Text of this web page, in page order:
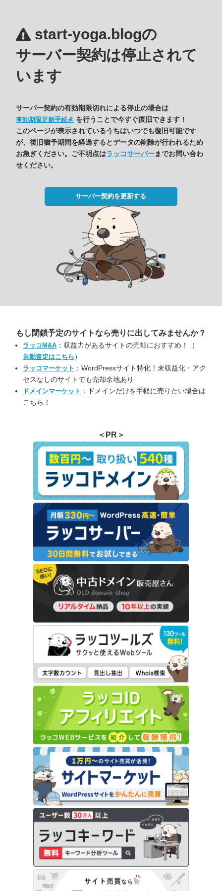
start-yoga.blogの
サーバー契約は停止されて
います
サーバー契約の有効期限切れによる停止の場合は
有効期限更新手続き を行うことで今すぐ復旧できます！
このページが表示されているうちはいつでも復旧可能です
が、復旧猶予期間を経過するとデータの削除が行われるため
お急ぎください。ご不明点はラッコサーバーまでお問い合わ
せください。
サーバー契約を更新する
もし閉鎖予定のサイトなら売りに出してみませんか？
ラッコM&A ：収益力があるサイトの売却におすすめ！（
自動査定はこちら ）
ラッコマーケット ：WordPressサイト特化！未収益化・アク
セスなしのサイトでも売却余地あり
ドメインマーケット ：ドメインだけを手軽に売りたい場合は
こちら！
＜PR＞